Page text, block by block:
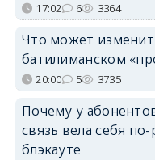
17:02 6 3364
Что может
батилиманском
20:00 5 3735
Почему у
связь вела себя
блэкауте